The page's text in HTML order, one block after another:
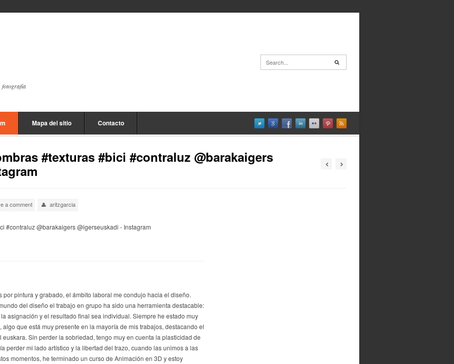
fotografía
Mapa del sitio Contacto
#texturas #bici #contraluz @barakaigers
a comment aritzgarcia
por pintura y grabado, el ámbito laboral me condujo hacia el diseño.
del diseño el trabajo en grupo ha sido una herramienta destacable:
asignación y el resultado final sea individual. Siempre he estado muy
que está muy presente en la mayoría de mis trabajos, destacando el
Sin perder la sobriedad, tengo muy en cuenta la plasticidad de
perder mi lado artístico y la libertad del trazo, cuando las unimos a las
momentos, he terminado un curso de Animación en 3D y estoy